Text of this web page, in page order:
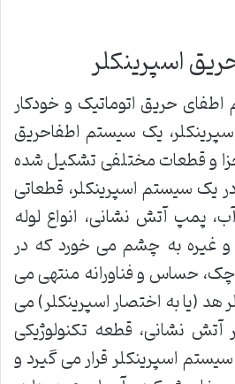
اسپرینکلر
اطفای حریق اتوماتیک و خودکار
یک سیستم اطفاحریق
و قطعات مختلفی تشکیل شده
یک سیستم اسپرینکلر، قطعاتی
پمپ آتش نشانی، انواع لوله
و غیره به چشم می خورد که در
حساس و فناورانه منتهی می
هد (یا به اختصار اسپرینکلر) می
آتش نشانی، قطعه تکنولوژیکی
اسپرینکلر قرار می گیرد و